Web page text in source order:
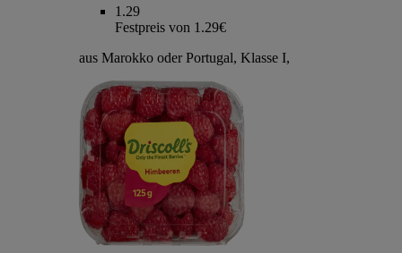
1.29
Festpreis von 1.29€
aus Marokko oder Portugal, Klasse I,